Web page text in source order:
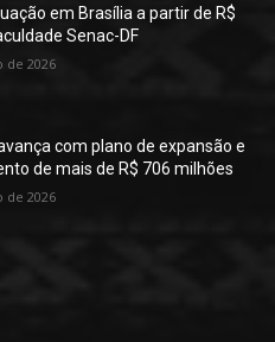
em Brasília a partir de R$
Senac-DF
de 2026
com plano de expansão e
de mais de R$ 706 milhões
de 2026